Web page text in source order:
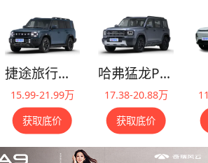
捷途旅行者C-DM
15.99-21.99万
获取底价
哈弗猛龙PHEV
17.38-20.88万
获取底价